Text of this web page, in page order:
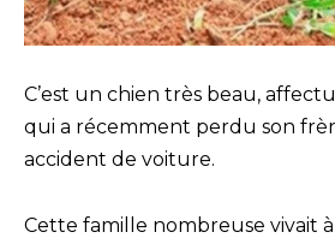
C’est un chien très beau,
qui a récemment perdu son
accident de voiture.
Cette famille nombreuse vivait